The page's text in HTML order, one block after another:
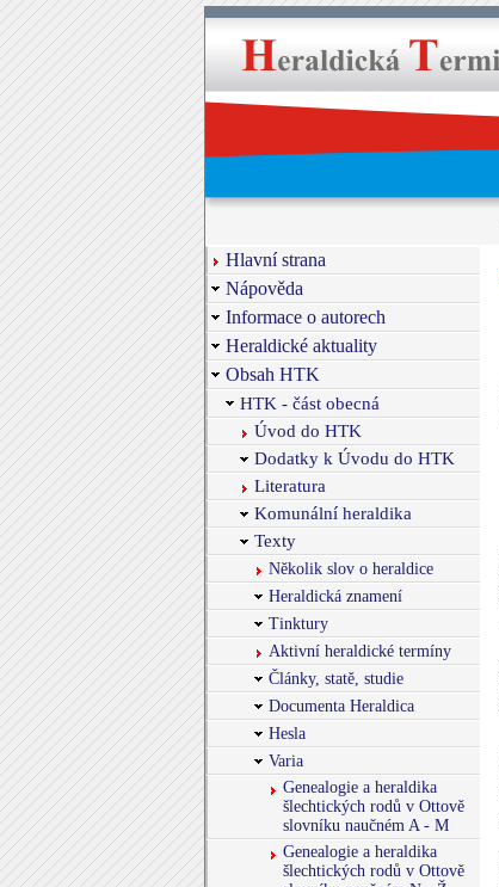
Hlavní strana
Nápověda
Informace o autorech
Heraldické aktuality
Obsah HTK
HTK - část obecná
Úvod do HTK
Dodatky k Úvodu do HTK
Literatura
Komunální heraldika
Texty
Několik slov o heraldice
Heraldická znamení
Tinktury
Aktivní heraldické termíny
Články, statě, studie
Documenta Heraldica
Hesla
Varia
Genealogie a heraldika
šlechtických rodů v Ottově
slovníku naučném A - M
Genealogie a heraldika
šlechtických rodů v Ottově